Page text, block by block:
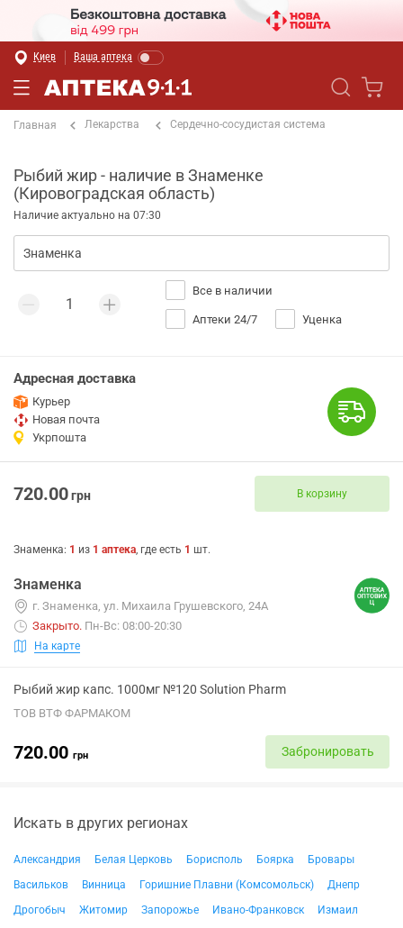
Киев Ваша аптека
Главная Лекарства Сердечно-сосудистая система
Рыбий жир - наличие в Знаменке
(Кировоградская область)
Наличие актуально на 07:30
Все в наличии
Аптеки 24/7 Уценка
Адресная доставка
Курьер
Новая почта
Укрпошта
720.00грн В корзину
Знаменка: 1 из 1 аптека, где есть 1 шт.
Знаменка
г. Знаменка, ул. Михаила Грушевского, 24А
Закрыто. Пн-Вс: 08:00-20:30
На карте
Рыбий жир капс. 1000мг №120 Solution Pharm
ТОВ ВТФ ФАРМАКОМ
720.00 грн Забронировать
Искать в других регионах
Александрия Белая Церковь Борисполь Боярка
Бровары
Васильков
Винница Горишние Плавни (Комсомольск)
Днепр
Дрогобыч
Житомир Запорожье Ивано-Франковск
Измаил